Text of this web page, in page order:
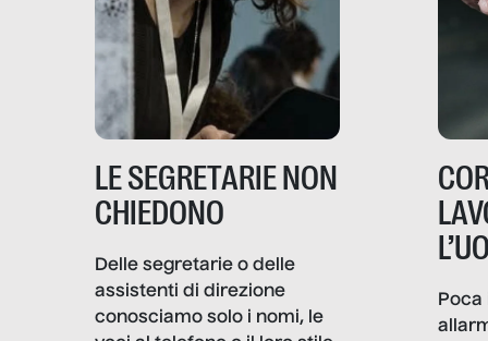
LE SEGRETARIE NON
CHIEDONO
Delle segretarie o delle
assistenti di direzione
conosciamo solo i nomi, le
Poca